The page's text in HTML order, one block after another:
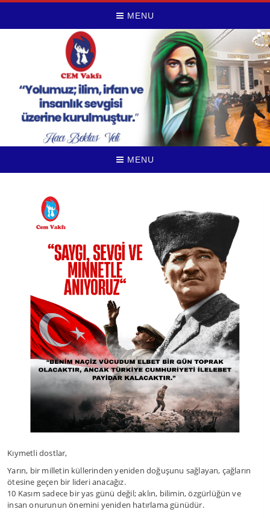
MENU
MENU
Kıymetli dostlar,
Yarın, bir milletin küllerinden yeniden doğuşunu sağlayan, çağların
ötesine geçen bir lideri anacağız.
10 Kasım sadece bir yas günü değil; aklın, bilimin, özgürlüğün ve
insan onurunun önemini yeniden hatırlama günüdür.